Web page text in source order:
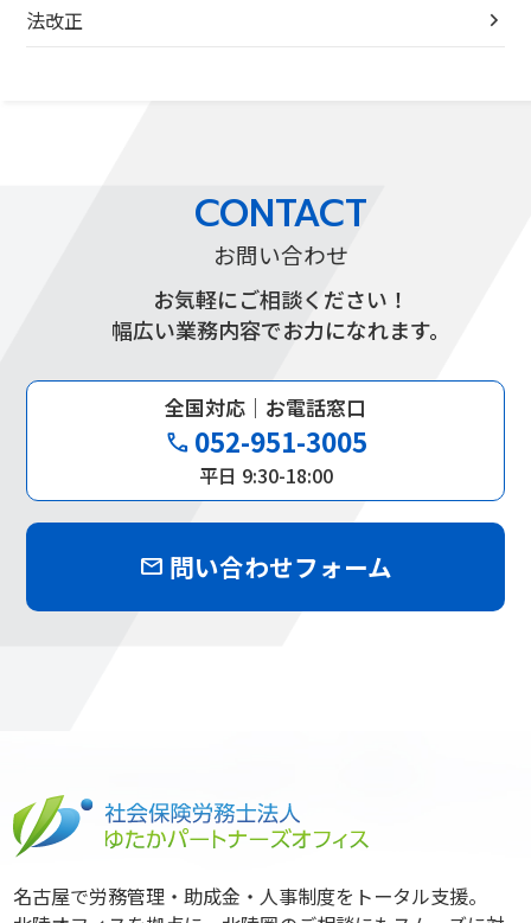
法改正
CONTACT
お問い合わせ
お気軽にご相談ください！
幅広い業務内容でお力になれます。
全国対応｜お電話窓口
phone 052-951-3005
平日 9:30-18:00
mail 問い合わせフォーム
名古屋で労務管理・助成金・人事制度をトータル支援。